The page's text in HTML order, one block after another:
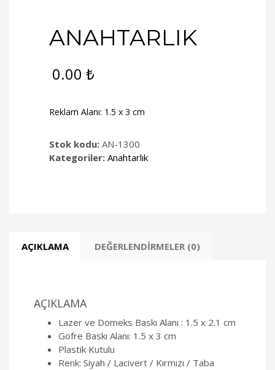
ANAHTARLIK
0.00 ₺
Reklam Alanı: 1.5 x 3 cm
Stok kodu: AN-1300
Kategoriler: Anahtarlık
AÇIKLAMA DEĞERLENDIRMELER (0)
AÇIKLAMA
Lazer ve Domeks Baskı Alanı : 1.5 x 2.1 cm
Gofre Baskı Alanı: 1.5 x 3 cm
Plastik Kutulu
Renk: Siyah / Lacivert / Kırmızı / Taba